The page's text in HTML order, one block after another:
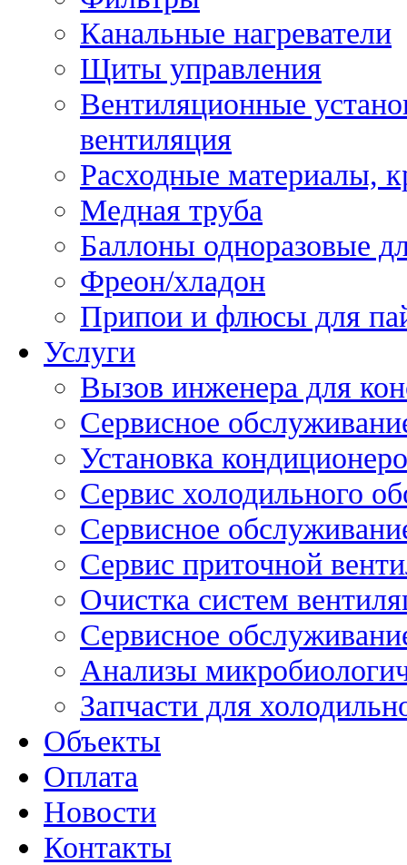
Канальные нагреватели
Щиты управления
Вентиляционные
вентиляция
Расходные материалы,
Медная труба
Баллоны одноразовые
Фреон/хладон
Припои и флюсы для
Услуги
Вызов инженера для
Сервисное
Установка
Сервис холодильного
Сервисное
Сервис приточной
Очистка систем
Сервисное
Анализы
Запчасти для
Объекты
Оплата
Новости
Контакты